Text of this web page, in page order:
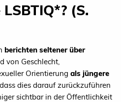
(S.
berichten seltener über
von Geschlecht,
Orientierung als jüngere
dass dies darauf zurückzuführen
sichtbar in der Öffentlichkeit